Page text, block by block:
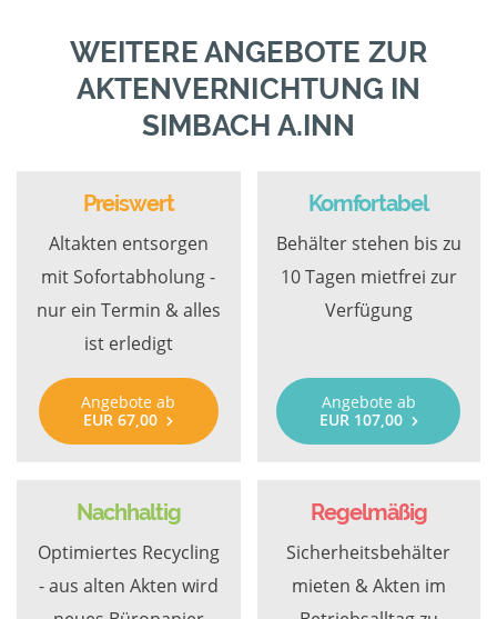
WEITERE ANGEBOTE ZUR
AKTENVERNICHTUNG IN
SIMBACH A.INN
Preiswert
Altakten entsorgen
mit Sofortabholung -
nur ein Termin & alles
ist erledigt
Angebote ab
EUR 67,00
Komfortabel
Behälter stehen bis zu
10 Tagen mietfrei zur
Verfügung
Angebote ab
EUR 107,00
Nachhaltig
Optimiertes Recycling
- aus alten Akten wird
Regelmäßig
Sicherheitsbehälter
mieten & Akten im